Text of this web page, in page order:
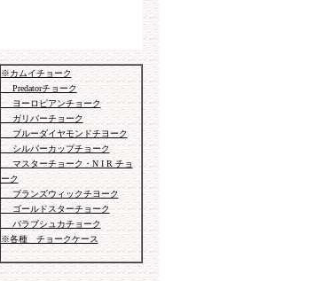
※カムイチョーク
Predatorチョーク
ヨーロピアンチョーク
ガリバーチョーク
ブルーダイヤモンドチヨーク
シルバーカップチョーク
マスターチョーク・N I R チョ
ーク
ブランズウィックチヨーク
ゴールドスターチョーク
バラブシュカチョーク
※各種 チョークケース